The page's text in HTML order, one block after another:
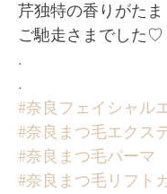
芹独特の香りがたま
ご馳走さまでした♡﻿
.﻿
.﻿
#奈良フェイシャル
#奈良まつ毛エクス
#奈良まつ毛パーマ
#奈良まつ毛リフト